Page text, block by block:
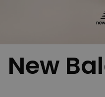
New